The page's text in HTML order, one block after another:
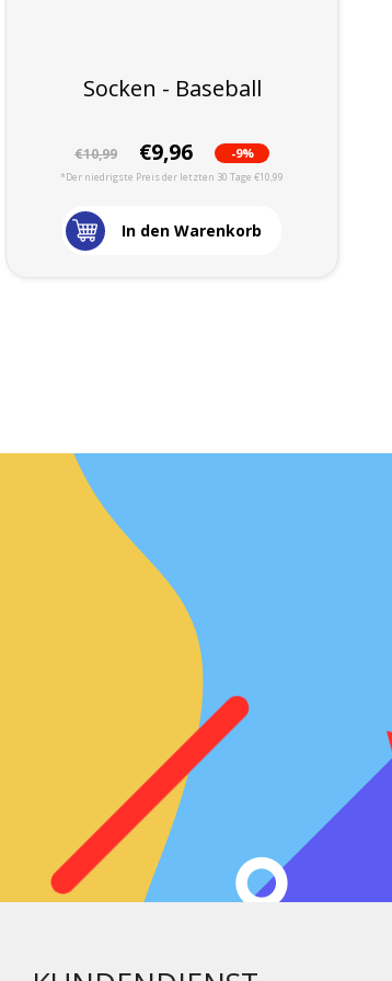
Socken - Baseball
€10,99 €9,96 -9%
*Der niedrigste Preis der letzten 30 Tage €10,99
In den Warenkorb